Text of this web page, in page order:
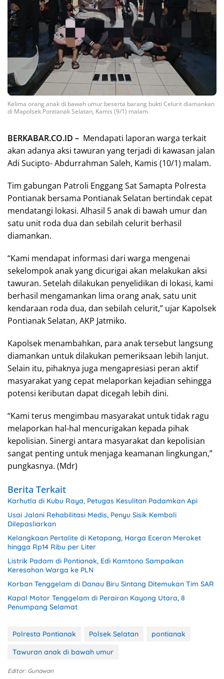
Kelima orang anak di bawah umur beserta barang bukti Celurit diamankan
di Mapolsek Pontianak Selatan, Kamis (9/1) malam.
BERKABAR.CO.ID – Mendapati laporan warga terkait
akan adanya aksi tawuran yang terjadi di kawasan jalan
Adi Sucipto- Abdurrahman Saleh, Kamis (10/1) malam.
Tim gabungan Patroli Enggang Sat Samapta Polresta
Pontianak bersama Pontianak Selatan bertindak cepat
mendatangi lokasi. Alhasil 5 anak di bawah umur dan
satu unit roda dua dan sebilah celurit berhasil
diamankan.
“Kami mendapat informasi dari warga mengenai
sekelompok anak yang dicurigai akan melakukan aksi
tawuran. Setelah dilakukan penyelidikan di lokasi, kami
berhasil mengamankan lima orang anak, satu unit
kendaraan roda dua, dan sebilah celurit,” ujar Kapolsek
Pontianak Selatan, AKP Jatmiko.
Kapolsek menambahkan, para anak tersebut langsung
diamankan untuk dilakukan pemeriksaan lebih lanjut.
Selain itu, pihaknya juga mengapresiasi peran aktif
masyarakat yang cepat melaporkan kejadian sehingga
potensi keributan dapat dicegah lebih dini.
“Kami terus mengimbau masyarakat untuk tidak ragu
melaporkan hal-hal mencurigakan kepada pihak
kepolisian. Sinergi antara masyarakat dan kepolisian
sangat penting untuk menjaga keamanan lingkungan,”
pungkasnya. (Mdr)
Berita Terkait
Karhutla di Kubu Raya, Petugas Kesulitan Padamkan Api
Usai Jalani Rehabilitasi Medis, Penyu Sisik Kembali
Dilepasliarkan
Kelangkaan Pertalite di Ketapang, Harga Eceran Meroket
hingga Rp14 Ribu per Liter
Listrik Padam di Pontianak, Edi Kamtono Sampaikan
Keresahan Warga ke PLN
Korban Tenggelam di Danau Biru Sintang Ditemukan Tim SAR
Kapal Motor Tenggelam di Perairan Kayong Utara, 8
Penumpang Selamat
Polresta Pontianak Polsek Selatan
pontianak
Tawuran anak di bawah umur
Editor: Gunawan